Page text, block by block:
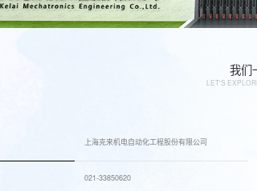
我们
LET'S
上海克来机电自动化工程股份有限公司
021-33850620